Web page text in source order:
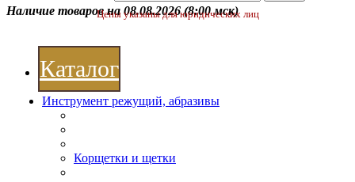
Наличие товаров на 08.08.2026 (8:00 мск)
Цены указаны для юридических лиц
Каталог
Инструмент режущий, абразивы
Корщетки и щетки